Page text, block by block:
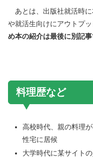
あとは、出版社就活時
や就活生向けにアウトプ
め本の紹介は最後に別記事
料理歴など
高校時代、親の料理
性宅に居候
大学時代に某サイト